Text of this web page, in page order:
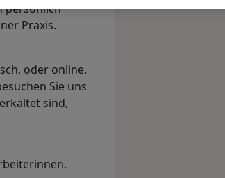
persönlich
Praxis.
oder online.
Sie uns
sind,